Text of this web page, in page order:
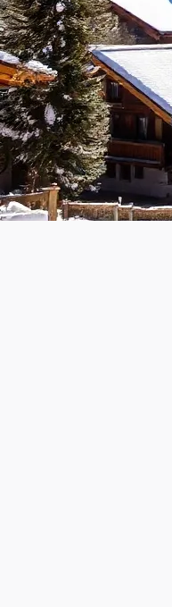
Top